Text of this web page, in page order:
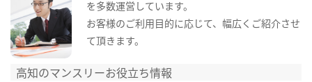
を多数運営しています。
お客様のご利用目的に応じて、幅広くご紹介させ
て頂きます。
高知のマンスリーお役立ち情報